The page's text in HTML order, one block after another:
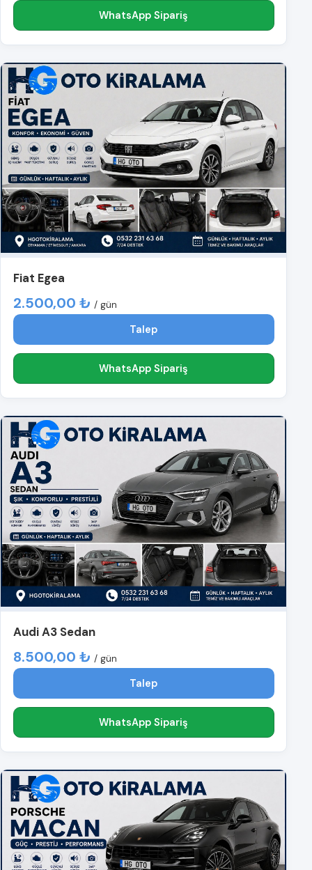
WhatsApp Sipariş
Fiat Egea
2.500,00 ₺ / gün
Talep
WhatsApp Sipariş
Audi A3 Sedan
8.500,00 ₺ / gün
Talep
WhatsApp Sipariş